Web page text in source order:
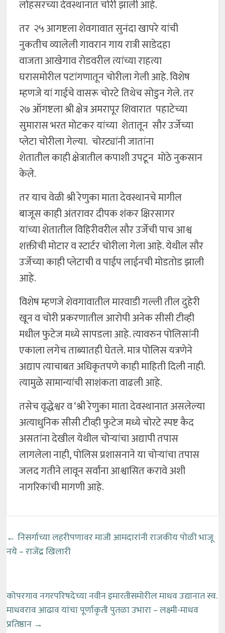
लोहसरच्या देवस्थानात चोरी झाली आहे.
तर २५ आगष्टला शेवगावात सुनंदा खापरे यांची
नुकतीच व्यालेली गावरान गाय रात्री साडेदहा
वाजता आखेगाव रोडवरील त्यांच्या राहत्या
घरासमोरील पटांगणातून चोरीला गेली आहे. विशेष
म्हणजे यां गाईचे वासरू चोरटे तिथेच सोडुन गेले. तर
२७ ऑगष्टला श्री क्षेत्र अमरापूर शिवारात पहाटेच्या
सुमारास भरत मोटकर यांच्या शेतातून सौर उर्जेच्या
प्लेटा चोरीला गेल्या. चोरट्यांनी जातांना
शेतातील काही क्षेत्रातील कपाशी उपटून मोठे नुकसान
केले.
तर याच वेळी श्री रेणुका माता देवस्थानचे मागील
बाजूस काही अंतरावर दीपक शंकर क्षिरसागर
यांच्या शेतातील विहिरीवरील सौर उर्जेची पाच आश्व
शक्तीची मोटार व स्टार्टर चोरीला गेला आहे. येथील सौर
उर्जेच्या काही प्लेटाची व पाईप लाईनची मोडतोड झाली
आहे.
विशेष म्हणजे शेवगावातील मारवाडी गल्ली तील दुहेरी
खून व चोरी प्रकरणातील आरोपी अनेक सीसी टीव्ही
मधील फुटेज मध्ये सापडला आहे. त्यावरुन पोलिसांनी
एकाला लगेच ताब्यातही घेतले. मात्र पोलिस यत्रणेने
अद्याप त्याचाबत अधिकृतपणे काही माहिती दिली नाही.
त्यामुळे सामान्यांची साशंकता वाढली आहे.
तसेच वृद्धेश्वर व ‘श्री रेणुका माता देवस्थानात असलेल्या
अत्याधुनिक सीसी टीव्ही फुटेज मध्ये चोरटे स्पष्ट कैद
असतांना देखील येथील चोर्‍यांचा अद्यापी तपास
लागलेला नाही, पोलिस प्रशासनाने या चोऱ्यांचा तपास
जलद गतीने लावून सर्वांना आश्वासित करावे अशी
नागरिकांची मागणी आहे.
← निसर्गाच्या लहरीपणावर माजी आमदारांनी राजकीय पोळी भाजू
नये – राजेंद्र खिलारी
कोपरगाव नगरपरिषदेच्या नवीन इमारतीसमोरील माधव उद्यानात स्व.
माधवराव आढाव यांचा पूर्णाकृती पुतळा उभारा – लक्ष्मी-माधव
प्रतिष्ठान →